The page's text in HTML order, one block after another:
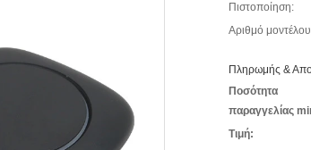
Πιστοποίηση:
Αριθμό
Πληρωμής &
Ποσότητα
παραγγελίας
Τιμή: